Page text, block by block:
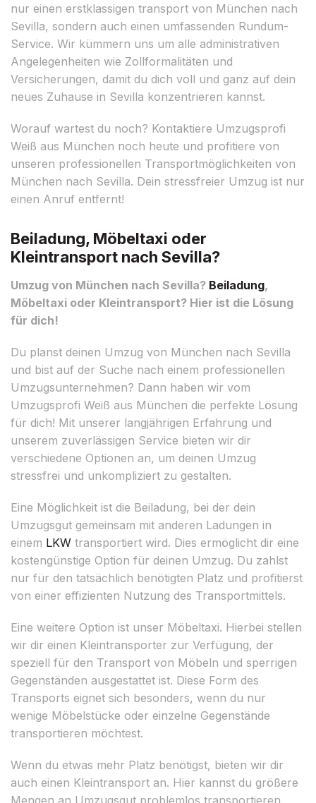
nur einen erstklassigen transport von München nach
Sevilla, sondern auch einen umfassenden Rundum-
Service. Wir kümmern uns um alle administrativen
Angelegenheiten wie Zollformalitäten und
Versicherungen, damit du dich voll und ganz auf dein
neues Zuhause in Sevilla konzentrieren kannst.
Worauf wartest du noch? Kontaktiere Umzugsprofi
Weiß aus München noch heute und profitiere von
unseren professionellen Transportmöglichkeiten von
München nach Sevilla. Dein stressfreier Umzug ist nur
einen Anruf entfernt!
Beiladung, Möbeltaxi oder
Kleintransport nach Sevilla?
Umzug von München nach Sevilla? Beiladung,
Möbeltaxi oder Kleintransport? Hier ist die Lösung
für dich!
Du planst deinen Umzug von München nach Sevilla
und bist auf der Suche nach einem professionellen
Umzugsunternehmen? Dann haben wir vom
Umzugsprofi Weiß aus München die perfekte Lösung
für dich! Mit unserer langjährigen Erfahrung und
unserem zuverlässigen Service bieten wir dir
verschiedene Optionen an, um deinen Umzug
stressfrei und unkompliziert zu gestalten.
Eine Möglichkeit ist die Beiladung, bei der dein
Umzugsgut gemeinsam mit anderen Ladungen in
einem LKW transportiert wird. Dies ermöglicht dir eine
kostengünstige Option für deinen Umzug. Du zahlst
nur für den tatsächlich benötigten Platz und profitierst
von einer effizienten Nutzung des Transportmittels.
Eine weitere Option ist unser Möbeltaxi. Hierbei stellen
wir dir einen Kleintransporter zur Verfügung, der
speziell für den Transport von Möbeln und sperrigen
Gegenständen ausgestattet ist. Diese Form des
Transports eignet sich besonders, wenn du nur
wenige Möbelstücke oder einzelne Gegenstände
transportieren möchtest.
Wenn du etwas mehr Platz benötigst, bieten wir dir
auch einen Kleintransport an. Hier kannst du größere
Mengen an Umzugsgut problemlos transportieren.